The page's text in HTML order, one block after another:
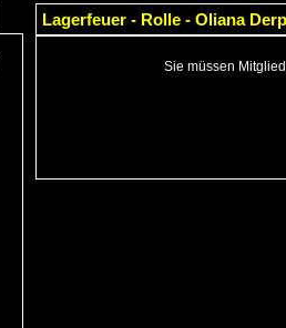
Lagerfeuer - Rolle - Oliana Derp
Sie müssen